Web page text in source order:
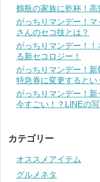
鶴瓶の家族に乾杯！高
がっちりマンデー！
さんのセコ技とは？
がっちりマンデー！！
る新セコロジー！
がっちりマンデー！
特急券に変更するとい
がっちりマンデー！
今すごい！？LINEの写
カテゴリー
オススメアイテム
グルメネタ